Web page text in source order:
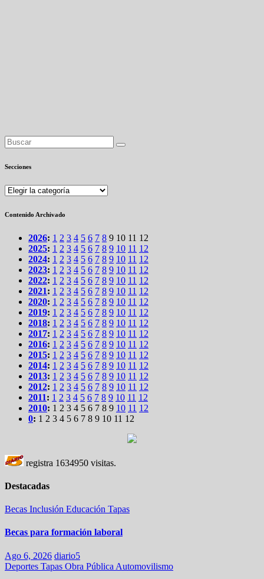
Secciones
Secciones
Contenido Archivado
2026: 1 2 3 4 5 6 7 8 9 10 11 12
2025: 1 2 3 4 5 6 7 8 9 10 11 12
2024: 1 2 3 4 5 6 7 8 9 10 11 12
2023: 1 2 3 4 5 6 7 8 9 10 11 12
2022: 1 2 3 4 5 6 7 8 9 10 11 12
2021: 1 2 3 4 5 6 7 8 9 10 11 12
2020: 1 2 3 4 5 6 7 8 9 10 11 12
2019: 1 2 3 4 5 6 7 8 9 10 11 12
2018: 1 2 3 4 5 6 7 8 9 10 11 12
2017: 1 2 3 4 5 6 7 8 9 10 11 12
2016: 1 2 3 4 5 6 7 8 9 10 11 12
2015: 1 2 3 4 5 6 7 8 9 10 11 12
2014: 1 2 3 4 5 6 7 8 9 10 11 12
2013: 1 2 3 4 5 6 7 8 9 10 11 12
2012: 1 2 3 4 5 6 7 8 9 10 11 12
2011: 1 2 3 4 5 6 7 8 9 10 11 12
2010: 1 2 3 4 5 6 7 8 9 10 11 12
0: 1 2 3 4 5 6 7 8 9 10 11 12
registra 1634950 visitas.
Destacadas
Becas Inclusión Educación Tapas
Becas para formación laboral
Ago 6, 2026 diario5
Deportes Tapas Obra Pública Automovilismo